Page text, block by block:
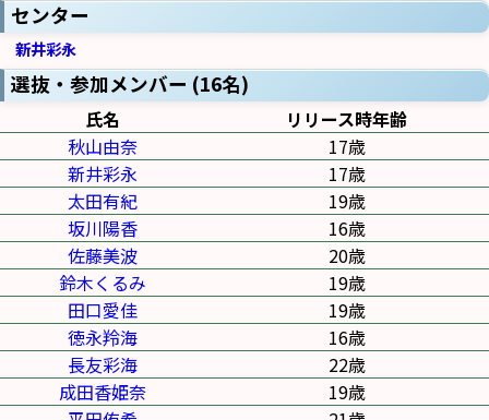
センター
新井彩永
選抜・参加メンバー (16名)
氏名
リリース時年齢
秋山由奈
17歳
新井彩永
17歳
太田有紀
19歳
坂川陽香
16歳
佐藤美波
20歳
鈴木くるみ
19歳
田口愛佳
19歳
徳永羚海
16歳
長友彩海
22歳
成田香姫奈
19歳